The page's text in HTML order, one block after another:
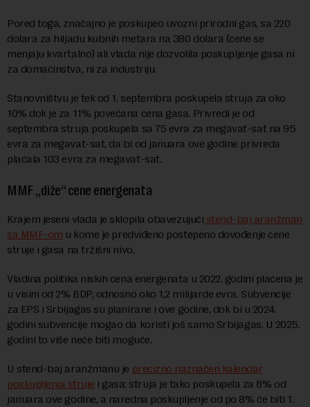
Pored toga, značajno je poskupeo uvozni prirodni gas, sa 220
dolara za hiljadu kubnih metara na 380 dolara (cene se
menjaju kvartalno) ali vlada nije dozvolila poskupljenje gasa ni
za domaćinstva, ni za industriju.
Stanovništvu je tek od 1. septembra poskupela struja za oko
10% dok je za 11% povećana cena gasa. Privredi je od
septembra struja poskupela sa 75 evra za megavat-sat na 95
evra za megavat-sat, da bi od januara ove godine privreda
plaćala 103 evra za megavat-sat.
MMF „diže“ cene energenata
Krajem jeseni vlada je sklopila obavezujući stend-baj aranžman
sa MMF-om u kome je predviđeno postepeno dovođenje cene
struje i gasa na tržišni nivo.
Vladina politika niskih cena energenata u 2022. godini plaćena je
u visini od 2% BDP, odnosno oko 1,2 milijarde evra. Subvencije
za EPS i Srbijagas su planirane i ove godine, dok bi u 2024.
godini subvencije mogao da koristi još samo Srbijagas. U 2025.
godini to više neće biti moguće.
U stend-baj aranžmanu je precizno naznačen kalendar
poskupljenja struje i gasa: struja je tako poskupela za 8% od
januara ove godine, a naredna poskupljenje od po 8% će biti 1.